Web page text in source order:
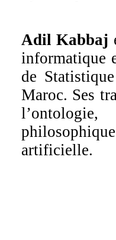
Adil Kabbaj
informatique
de
Maroc. Ses
artificielle.